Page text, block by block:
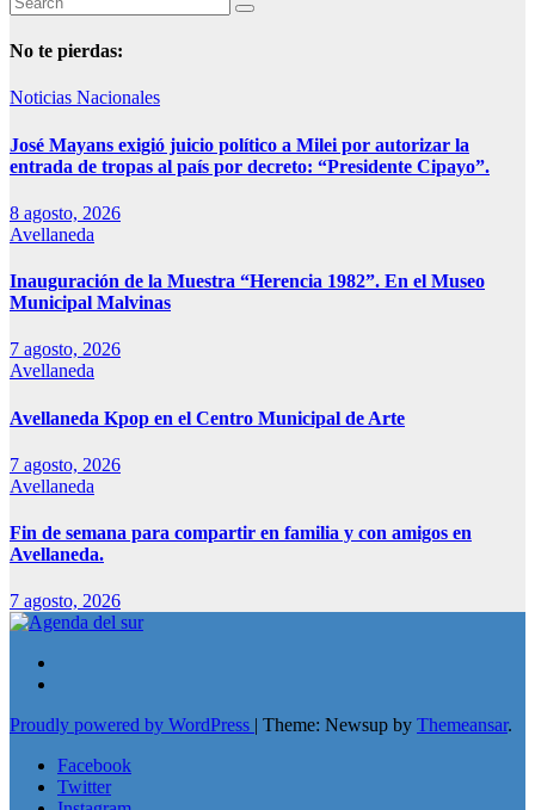
No te pierdas:
Noticias Nacionales
José Mayans exigió juicio político a Milei por autorizar la
entrada de tropas al país por decreto: “Presidente Cipayo”.
8 agosto, 2026
Avellaneda
Inauguración de la Muestra “Herencia 1982”. En el Museo
Municipal Malvinas
7 agosto, 2026
Avellaneda
Avellaneda Kpop en el Centro Municipal de Arte
7 agosto, 2026
Avellaneda
Fin de semana para compartir en familia y con amigos en
Avellaneda.
7 agosto, 2026
Proudly powered by WordPress | Theme: Newsup by Themeansar.
Facebook
Twitter